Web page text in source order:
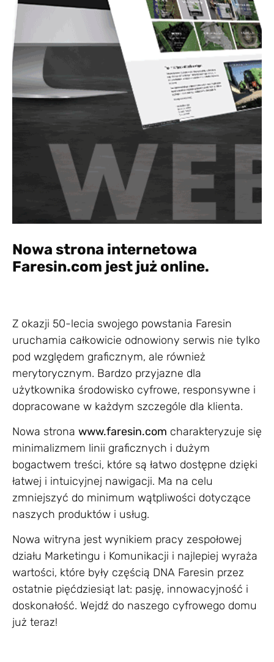
Nowa strona internetowa
Faresin.com jest już online.
Z okazji 50-lecia swojego powstania Faresin
uruchamia całkowicie odnowiony serwis nie tylko
pod względem graficznym, ale również
merytorycznym. Bardzo przyjazne dla
użytkownika środowisko cyfrowe, responsywne i
dopracowane w każdym szczególe dla klienta.
Nowa strona www.faresin.com charakteryzuje się
minimalizmem linii graficznych i dużym
bogactwem treści, które są łatwo dostępne dzięki
łatwej i intuicyjnej nawigacji. Ma na celu
zmniejszyć do minimum wątpliwości dotyczące
naszych produktów i usług.
Nowa witryna jest wynikiem pracy zespołowej
działu Marketingu i Komunikacji i najlepiej wyraża
wartości, które były częścią DNA Faresin przez
ostatnie pięćdziesiąt lat: pasję, innowacyjność i
doskonałość. Wejdź do naszego cyfrowego domu
już teraz!